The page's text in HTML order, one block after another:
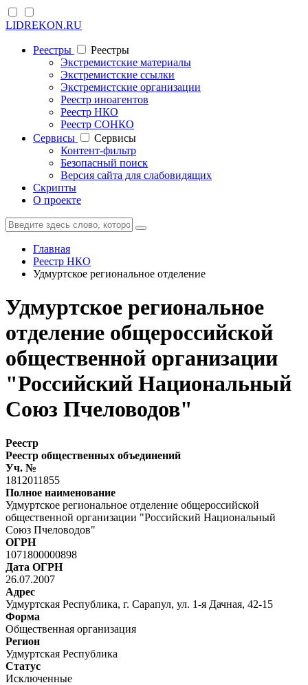
LIDREKON.RU
Реестры
Реестры
Экстремистские материалы
Экстремистские ссылки
Экстремистские организации
Реестр иноагентов
Реестр НКО
Реестр СОНКО
Cервисы
Cервисы
Контент-фильтр
Безопасный поиск
Версия сайта для слабовидящих
Скрипты
О проекте
Главная
Реестр НКО
Удмуртское региональное отделение
Удмуртское региональное
отделение общероссийской
общественной организации
"Российский Национальный
Союз Пчеловодов"
Реестр
Реестр общественных объединений
Уч. №
1812011855
Полное наименование
Удмуртское региональное отделение общероссийской
общественной организации "Российский Национальный
Союз Пчеловодов"
ОГРН
1071800000898
Дата ОГРН
26.07.2007
Адрес
Удмуртская Республика, г. Сарапул, ул. 1-я Дачная, 42-15
Форма
Общественная организация
Регион
Удмуртская Республика
Статус
Исключенные